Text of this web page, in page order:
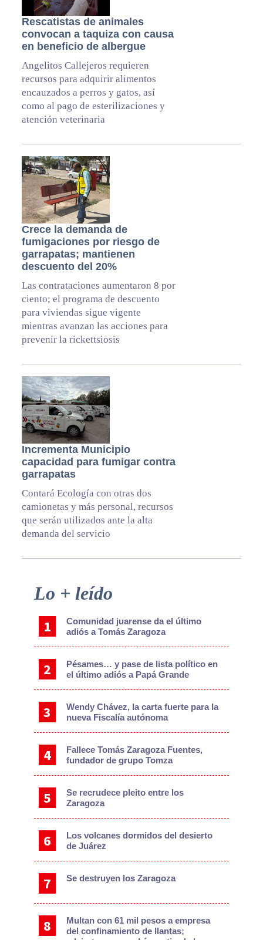
Rescatistas de animales
convocan a taquiza con causa
en beneficio de albergue
Angelitos Callejeros requieren
recursos para adquirir alimentos
encauzados a perros y gatos, así
como al pago de esterilizaciones y
atención veterinaria
Crece la demanda de
fumigaciones por riesgo de
garrapatas; mantienen
descuento del 20%
Las contrataciones aumentaron 8 por
ciento; el programa de descuento
para viviendas sigue vigente
mientras avanzan las acciones para
prevenir la rickettsiosis
Incrementa Municipio
capacidad para fumigar contra
garrapatas
Contará Ecología con otras dos
camionetas y más personal, recursos
que serán utilizados ante la alta
demanda del servicio
Primary
Sidebar
Lo + leído
Comunidad juarense da el último
adiós a Tomás Zaragoza
Pésames… y pase de lista político en
el último adiós a Papá Grande
Wendy Chávez, la carta fuerte para la
nueva Fiscalía autónoma
Fallece Tomás Zaragoza Fuentes,
fundador de grupo Tomza
Se recrudece pleito entre los
Zaragoza
Los volcanes dormidos del desierto
de Juárez
Se destruyen los Zaragoza
Multan con 61 mil pesos a empresa
del confinamiento de llantas;